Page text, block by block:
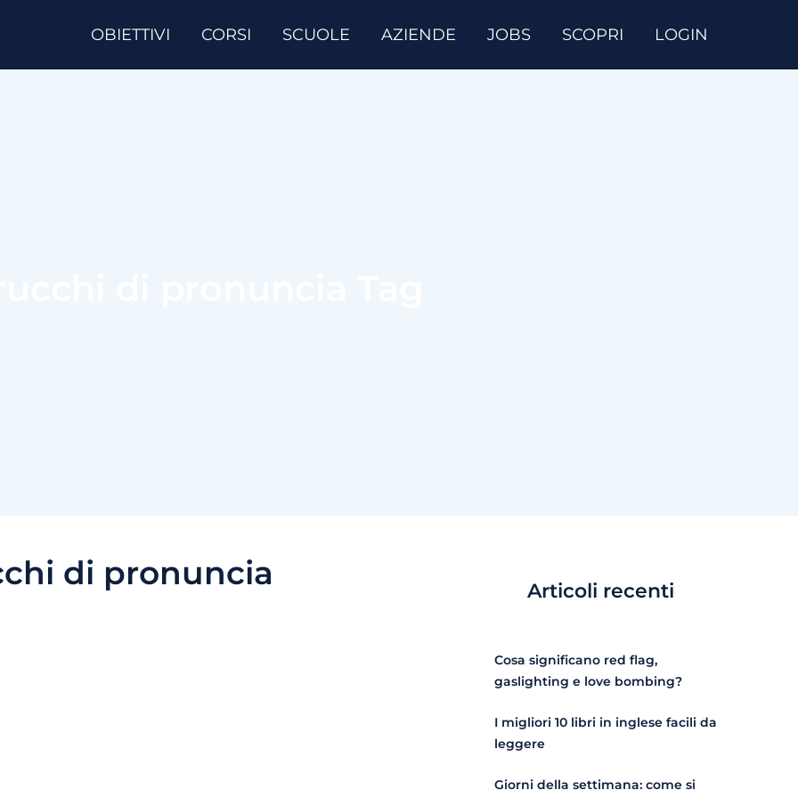
OBIETTIVI CORSI SCUOLE AZIENDE JOBS SCOPRI LOGIN
di pronuncia Articoli recenti
Cosa significano red flag,
gaslighting e love bombing?
I migliori 10 libri in inglese facili da
leggere
Giorni della settimana: come si